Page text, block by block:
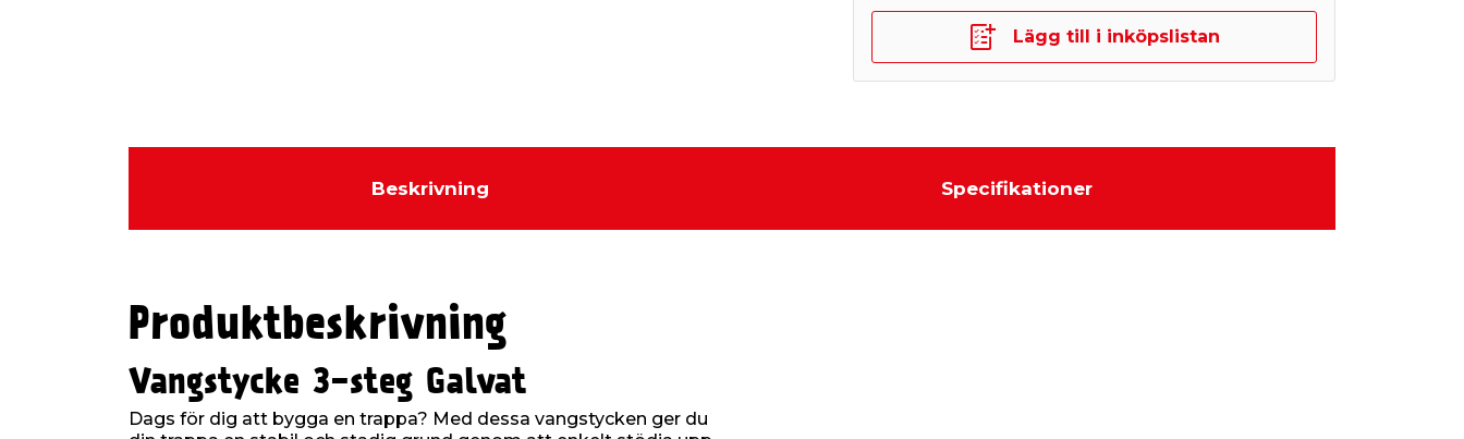
Lägg till i inköpslistan
Beskrivning Specifikationer
Produktbeskrivning
Vangstycke 3-steg Galvat
Dags för dig att bygga en trappa? Med dessa vangstycken ger du